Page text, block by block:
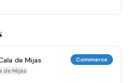
de Mijas
de Mijas
Commerce